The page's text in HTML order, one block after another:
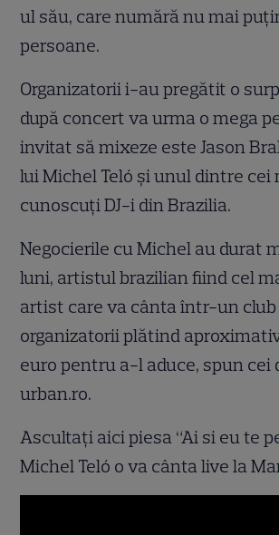
ul său, care numără nu mai
persoane.
Organizatorii i-au pregătit o
după concert va urma o mega
invitat să mixeze este Jason
lui Michel Teló şi unul dintre cei
cunoscuţi DJ-i din Brazilia.
Negocierile cu Michel au durat
luni, artistul brazilian fiind cel
artist care va cânta într-un club
organizatorii plătind
euro pentru a-l aduce, spun cei
urban.ro.
Ascultaţi aici piesa “Ai si eu te
Michel Teló o va cânta live la